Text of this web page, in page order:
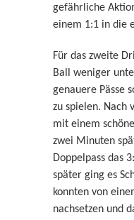
gefährliche
einem 1:1 in die
Für das zweite
Ball weniger
genauere Pässe
zu spielen. Nach
mit einem
zwei Minuten
Doppelpass das
später ging es
konnten von
nachsetzen und